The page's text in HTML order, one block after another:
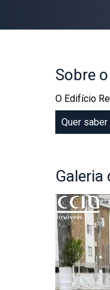
Sobre
O Edifício
Quer
Galeria